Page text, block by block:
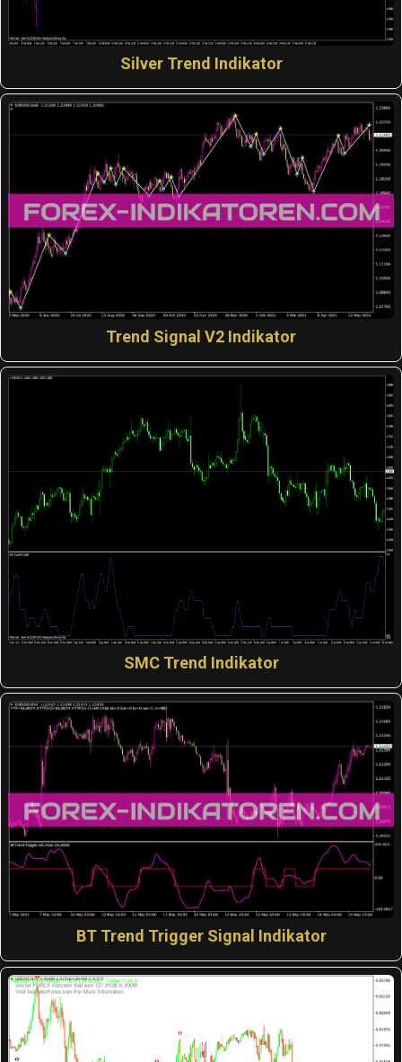
Silver Trend Indikator
Trend Signal V2 Indikator
SMC Trend Indikator
BT Trend Trigger Signal Indikator